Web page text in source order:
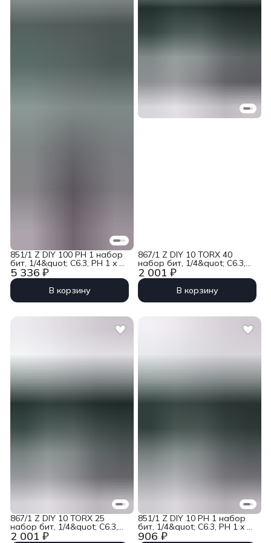
5 336 ₽
851/1 Z DIY 100 PH 1 набор
бит, 1/4&quot; C6.3, PH 1 x 25
мм, 100 шт Wera WE-072440
В корзину
2 001 ₽
867/1 Z DIY 10 TORX 40
набор бит, 1/4&quot; C6.3,
TX 40 x 25 мм, 10 шт Wera
WE-072412
В корзину
2 001 ₽
867/1 Z DIY 10 TORX 25
набор бит, 1/4&quot; C6.3,
TX 25 x 25 мм, 10 шт Wera 906 ₽
851/1 Z DIY 10 PH 1 набор
бит, 1/4&quot; C6.3, PH 1 x 25
мм, 10 шт Wera WE-072400